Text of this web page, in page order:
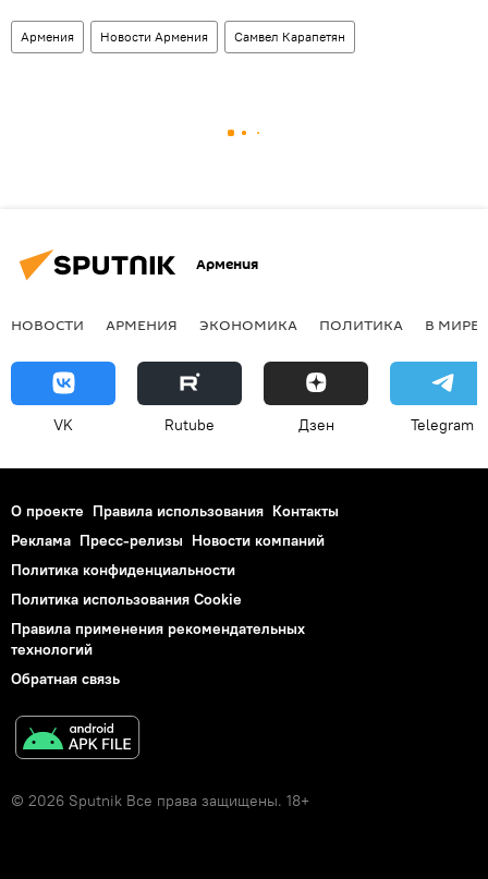
Армения Новости Армения Самвел Карапетян
Армения
НОВОСТИ АРМЕНИЯ ЭКОНОМИКА ПОЛИТИКА В МИРЕ
VK Rutube Дзен Telegram
О проекте Правила использования Контакты
Реклама Пресс-релизы Новости компаний
Политика конфиденциальности
Политика использования Cookie
Правила применения рекомендательных
технологий
Обратная связь
© 2026 Sputnik Все права защищены. 18+